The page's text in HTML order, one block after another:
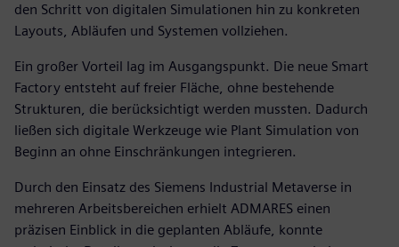
den Schritt von digitalen Simulationen hin zu konkreten
Layouts, Abläufen und Systemen vollziehen.
Ein großer Vorteil lag im Ausgangspunkt. Die neue Smart
Factory entsteht auf freier Fläche, ohne bestehende
Strukturen, die berücksichtigt werden mussten. Dadurch
ließen sich digitale Werkzeuge wie Plant Simulation von
Beginn an ohne Einschränkungen integrieren.
Durch den Einsatz des Siemens Industrial Metaverse in
mehreren Arbeitsbereichen erhielt ADMARES einen
präzisen Einblick in die geplanten Abläufe, konnte